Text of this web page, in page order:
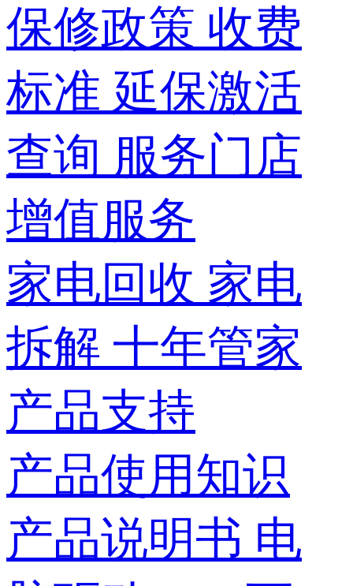
保修政策 收费
标准 延保激活
查询 服务门店
增值服务
家电回收 家电
拆解 十年管家
产品支持
产品使用知识
产品说明书 电